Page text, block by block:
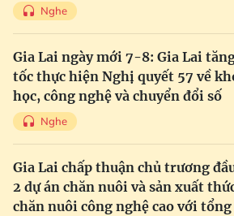
Nghe
Gia Lai ngày mới 7-8: Gia Lai
tốc thực hiện Nghị quyết 57 về
học, công nghệ và chuyển đổi số
Nghe
Gia Lai chấp thuận chủ trương
2 dự án chăn nuôi và sản xuất
chăn nuôi công nghệ cao với tổng